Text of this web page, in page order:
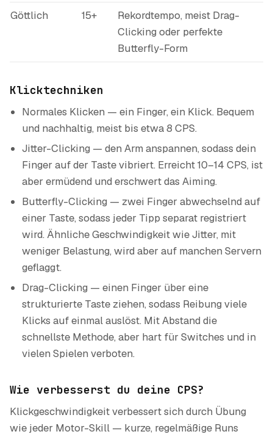
Göttlich 15+
Rekordtempo, meist Drag-
Clicking oder perfekte
Butterfly-Form
Klicktechniken
Normales Klicken — ein Finger, ein Klick. Bequem
und nachhaltig, meist bis etwa 8 CPS.
Jitter-Clicking — den Arm anspannen, sodass dein
Finger auf der Taste vibriert. Erreicht 10–14 CPS, ist
aber ermüdend und erschwert das Aiming.
Butterfly-Clicking — zwei Finger abwechselnd auf
einer Taste, sodass jeder Tipp separat registriert
wird. Ähnliche Geschwindigkeit wie Jitter, mit
weniger Belastung, wird aber auf manchen Servern
geflaggt.
Drag-Clicking — einen Finger über eine
strukturierte Taste ziehen, sodass Reibung viele
Klicks auf einmal auslöst. Mit Abstand die
schnellste Methode, aber hart für Switches und in
vielen Spielen verboten.
Wie verbesserst du deine CPS?
Klickgeschwindigkeit verbessert sich durch Übung
wie jeder Motor-Skill — kurze, regelmäßige Runs